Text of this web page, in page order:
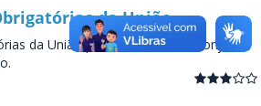
da União
da União para os Estados e conjunto